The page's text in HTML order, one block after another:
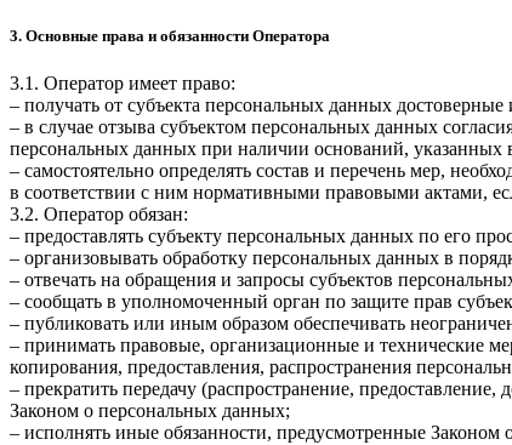
3. Основные права и обязанности Оператора
3.1. Оператор имеет право:
– получать от субъекта персональных данных
– в случае отзыва субъектом персональных данных
персональных данных при наличии оснований, указанных
– самостоятельно определять состав и перечень мер,
в соответствии с ним нормативными правовыми актами,
3.2. Оператор обязан:
– предоставлять субъекту персональных данных по его
– организовывать обработку персональных данных в
– отвечать на обращения и запросы субъектов
– сообщать в уполномоченный орган по защите прав
– публиковать или иным образом обеспечивать
– принимать правовые, организационные и технические
копирования, предоставления, распространения
– прекратить передачу (распространение,
Законом о персональных данных;
– исполнять иные обязанности, предусмотренные Законом